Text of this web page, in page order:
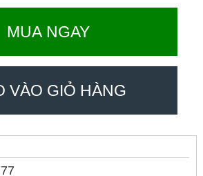
MUA NGAY
VÀO GIỎ HÀNG